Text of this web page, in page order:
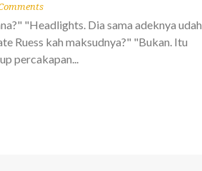
"Headlights. Dia sama adeknya udah
Ruess kah maksudnya?" "Bukan. Itu
percakapan...